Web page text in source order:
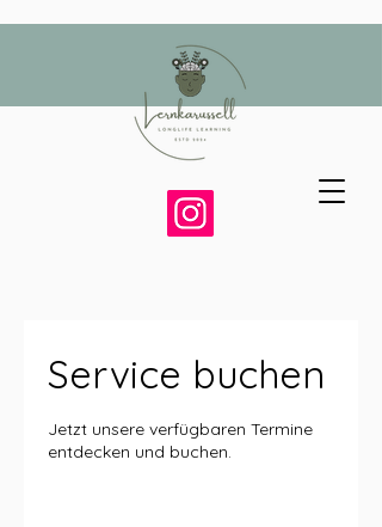
Service buchen
Jetzt unsere verfügbaren Termine
entdecken und buchen.